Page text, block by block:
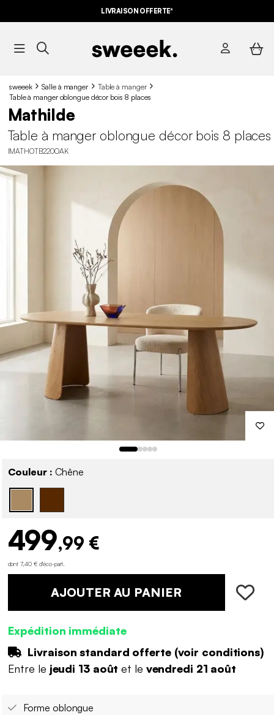
LIVRAISON OFFERTE*
sweeek Salle à manger
Table à manger
Table à manger oblongue décor bois 8 places
Mathilde
Table à manger oblongue décor bois 8 places
IMATHOTB220OAK
Couleur : Chêne
499,99 €
dont 7,40 € d'éco-part
AJOUTER AU PANIER
Expédition immédiate
Livraison standard offerte (voir conditions)
Entre le jeudi 13 août et le vendredi 21 août
Forme oblongue